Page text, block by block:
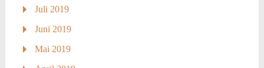
Juli 2019
Juni 2019
Mai 2019